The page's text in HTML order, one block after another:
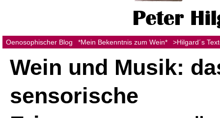
Oenosophischer Blog *Mein Bekenntnis zum Wein* >Hilgard´s
Wein und Musik:
sensorische